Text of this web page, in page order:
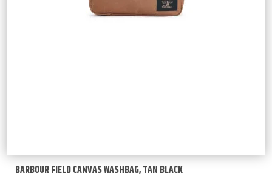
BARBOUR FIELD CANVAS WASHBAG, TAN BLACK